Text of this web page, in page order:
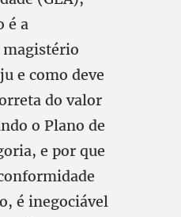
é a
magistério
e como deve
do valor
o Plano de
e por que
é inegociável